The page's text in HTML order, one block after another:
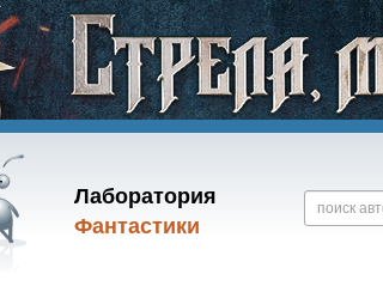
Лаборатория
Фантастики